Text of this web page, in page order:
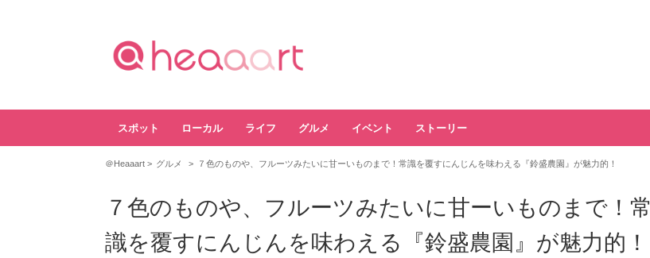
スポット ローカル ライフ グルメ イベント ストーリー
＠Heaaart グルメ ７色のものや、フルーツみたいに甘ーいものまで！常識を覆すにんじんを味わえる『鈴盛農園』が魅力的！
７色のものや、フルーツみたいに甘ーいものまで！常
識を覆すにんじんを味わえる『鈴盛農園』が魅力的！